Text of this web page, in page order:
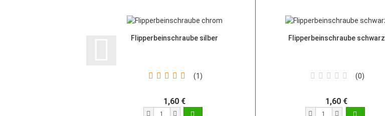
Flipperbeinschraube silber
1
1,60 €
Flipperbeinschraube schwarz
0
1,60 €